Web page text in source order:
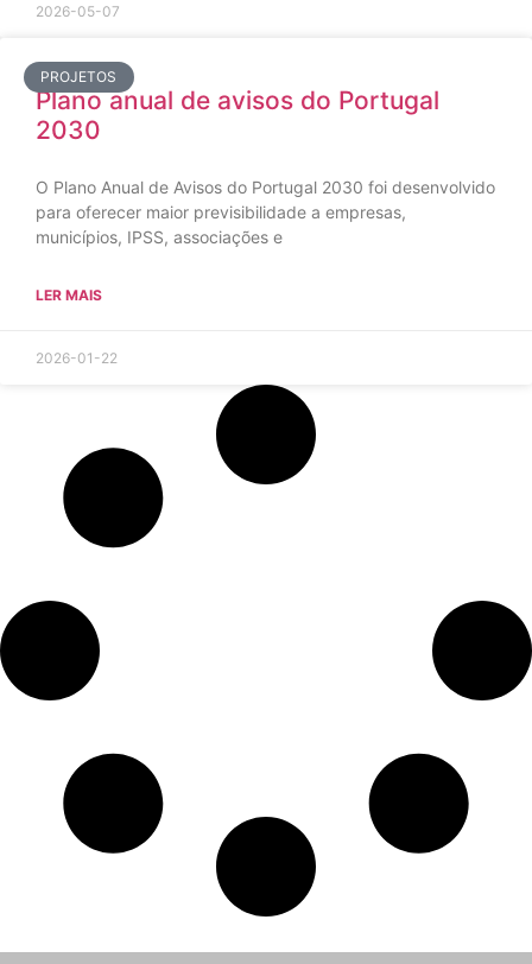
2026-05-07
PROJETOS
Plano anual de avisos do Portugal
2030
O Plano Anual de Avisos do Portugal 2030 foi desenvolvido
para oferecer maior previsibilidade a empresas,
municípios, IPSS, associações e
LER MAIS
2026-01-22